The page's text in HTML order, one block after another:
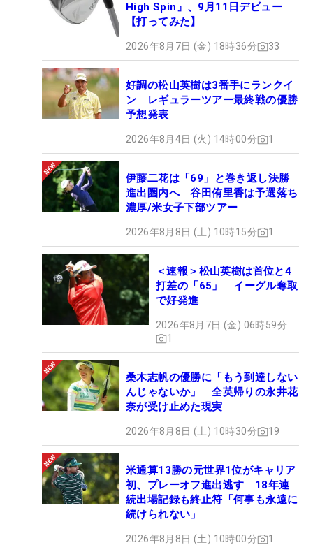
High Spin』、9月11日デビュー
【打ってみた】
2026年8月7日 (金) 18時36分 33
好調の松山英樹は3番手にランクイ
ン レギュラーツアー最終戦の優勝
予想発表
2026年8月4日 (火) 14時00分 1
伊藤二花は「69」と巻き返し決勝
進出圏内へ 谷田侑里香は予選落ち
濃厚/米女子下部ツアー
2026年8月8日 (土) 10時15分 1
＜速報＞松山英樹は首位と4
打差の「65」 イーグル奪取
で好発進
2026年8月7日 (金) 06時59分
1
桑木志帆の優勝に「もう到達しない
んじゃないか」 全英帰りの永井花
奈が受け止めた現実
2026年8月8日 (土) 10時30分 19
米通算13勝の元世界1位がキャリア
初、プレーオフ進出逃す 18年連
続出場記録も終止符「何事も永遠に
続けられない」
2026年8月8日 (土) 10時00分 1